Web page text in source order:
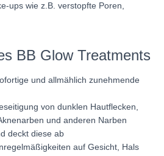
ups wie z.B. verstopfte Poren,
BB Glow Treatments
und allmählich zunehmende
von dunklen Hautflecken,
und anderen Narben
deckt diese ab
auf Gesicht, Hals